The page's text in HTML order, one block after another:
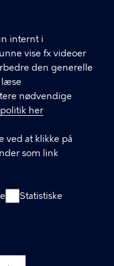
internt i
vise fx videoer
den generelle
læse
nødvendige
her
ved at klikke på
som link
Statistiske
og